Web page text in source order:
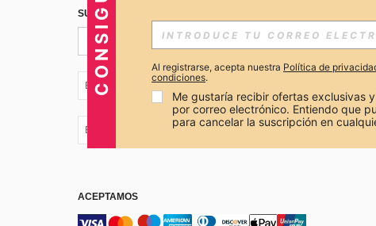
SUSCRÍBETE PARA RECIBIR OFERTAS EXCLUSIVAS,
EC + 593
EC + 593
ACEPTAMOS
Al registrarse, acepta nuestra Política de
condiciones.
Me gustaría recibir ofertas exclusivas
por correo electrónico. Entiendo que
para cancelar la suscripción en